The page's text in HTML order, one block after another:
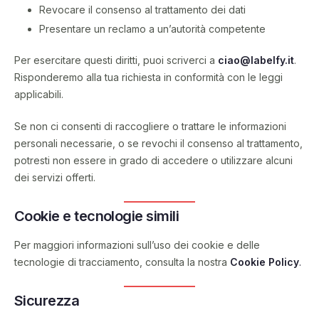
Revocare il consenso al trattamento dei dati
Presentare un reclamo a un’autorità competente
Per esercitare questi diritti, puoi scriverci a ciao@labelfy.it.
Risponderemo alla tua richiesta in conformità con le leggi
applicabili.
Se non ci consenti di raccogliere o trattare le informazioni
personali necessarie, o se revochi il consenso al trattamento,
potresti non essere in grado di accedere o utilizzare alcuni
dei servizi offerti.
Cookie e tecnologie simili
Per maggiori informazioni sull’uso dei cookie e delle
tecnologie di tracciamento, consulta la nostra Cookie Policy.
Sicurezza